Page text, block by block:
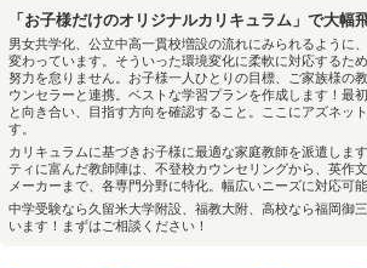
「お子様だけのオリジナルカリキュラム」で大幅
男女共学化、公立中高一貫校増設の流れにみられるように
変わっています。そういった環境変化に柔軟に対応するた
努力を怠りません。お子様一人ひとりの目標、ご家族様の
ウンセラーと連携。ベストな学習プランを作成します！最
と向き合い、目指す方向を確認すること。ここにアズネッ
す。
カリキュラムに基づきお子様に最適な家庭教師を派遣しま
ティに富んだ教師陣は、不登校カウンセリングから、英作
メーカーまで、各専門分野に特化。幅広いニーズに対応可能
中学受験なら久留米大学附設、福教大附、高校なら福岡御
います！まずはご相談ください！